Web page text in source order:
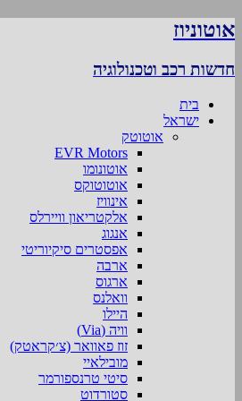
אוטוניוז
חדשות רכב וטכנולוגיה
בית
ישראל
אוטוטק
EVR Motors
אוטונומו
אוטוטוקס
אינוויז
אלקטריאון וויירלס
אנגוג
אפסטרים סיקיוריטי
ארבה
ארגוס
וואלנס
היילו
וויה (Via)
זוז פאוואר (צ׳קראטק)
מובילאיי
סיטי טרנספורמר
סטורדוט